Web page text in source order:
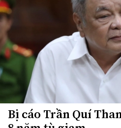
Bị cáo Trần Quí